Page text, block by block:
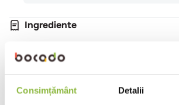
Consimțământ Detalii
Ingrediente
PASTRAV afumat artizanal (50%),
gras copt, TELINA, morcov, ulei de